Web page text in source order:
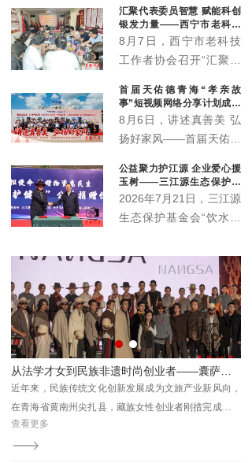
汇聚代表委员智慧 赋能科创
银发力量——西宁市老科技
工作者协会召开两代表一委
8月7日，西宁市老科技
工作者协会召开“汇聚代
高质量发展”两代表一委
员专题工作会议。协会聚
集了会员中的党的十九大
代表、人大代表、政协委
员40余名。他们是协会
履职尽责、服务大局、助
部分各级代表委员参会。
首届天佑德青海“孝亲故
事”短视频网络分享计划成果
展示会圆满举行
8月6日，讲述真善美 弘
扬好家风——首届天佑德
络分享计划成果展示会在
青海省互助土族自治县天
佑德大酒店多功能厅举
公益聚力护江源 企业爱心援
玉树——三江源生态保护基
金会爱心企业捐赠暨座谈交
2026年7月21日，三江源
生态保护基金会“饮水思
政企座谈交流会在玉树隆
重举行。三江源生态保护
基金会理事长杜捷、副理
事长白宗科，玉树州政协
副主席才多杰、郑州安图
生物科技有限公司总经理
王晓军、大魏盛唐（青
海）贸易有限公司副总经
理弓鸽出席活动。州直相
文润乡野聚烟火 村晚赋能促振兴 ——城西区杨家寨沉浸式乡村文旅活动点亮群众生活
8月7日，由城西区文体旅游科技局、虎台街道办事处主
办，城西区文化馆、杨家寨村承办的“大地欢歌 幸福西
区”主题村晚精彩启幕。
查看更多